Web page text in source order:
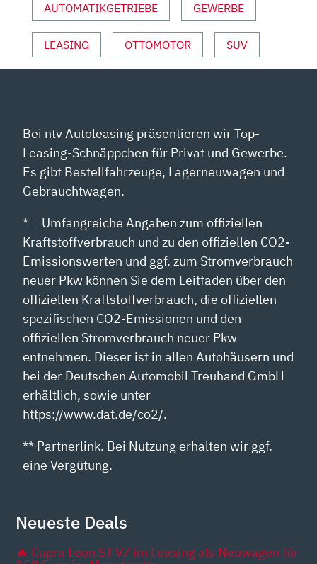
AUTOMATIKGETRIEBE GEWERBE
LEASING OTTOMOTOR SUV
Bei ntv Autoleasing präsentieren wir Top-
Leasing-Schnäppchen für Privat und Gewerbe.
Es gibt Bestellfahrzeuge, Lagerneuwagen und
Gebrauchtwagen.
* = Umfangreiche Angaben zum offiziellen
Kraftstoffverbrauch und zu den offiziellen CO2-
Emissionswerten und ggf. zum Stromverbrauch
neuer Pkw können Sie dem Leitfaden über den
offiziellen Kraftstoffverbrauch, die offiziellen
spezifischen CO2-Emissionen und den
offiziellen Stromverbrauch neuer Pkw
entnehmen. Dieser ist in allen Autohäusern und
bei der Deutschen Automobil Treuhand GmbH
erhältlich, sowie unter
https://www.dat.de/co2/.
** Partnerlink. Bei Nutzung erhalten wir ggf.
eine Vergütung.
Neueste Deals
🔥 Cupra Leon ST VZ im Leasing als Neuwagen für